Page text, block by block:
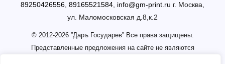
89250426556, 89165521584, info@gm-print.ru г. Москва,
ул. Маломосковская д.8,к.2
© 2012-2026 ”Даръ Государев” Все права защищены.
Представленные предложения на сайте не являются